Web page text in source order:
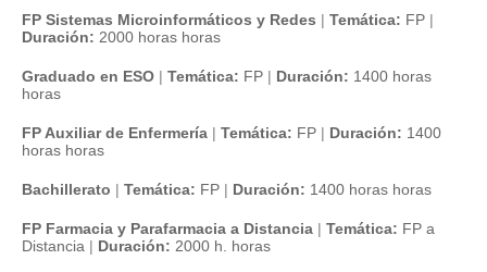
FP Sistemas Microinformáticos y Redes | Temática: FP |
Duración: 2000 horas horas
Graduado en ESO | Temática: FP | Duración: 1400 horas
horas
FP Auxiliar de Enfermería | Temática: FP | Duración: 1400
horas horas
Bachillerato | Temática: FP | Duración: 1400 horas horas
FP Farmacia y Parafarmacia a Distancia | Temática: FP a
Distancia | Duración: 2000 h. horas